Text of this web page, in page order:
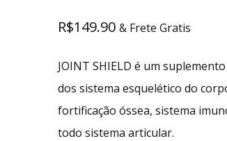
R$149.90 & Frete Gratis
JOINT SHIELD é um
dos sistema esquelético do
fortificação óssea, sistema
todo sistema articular.